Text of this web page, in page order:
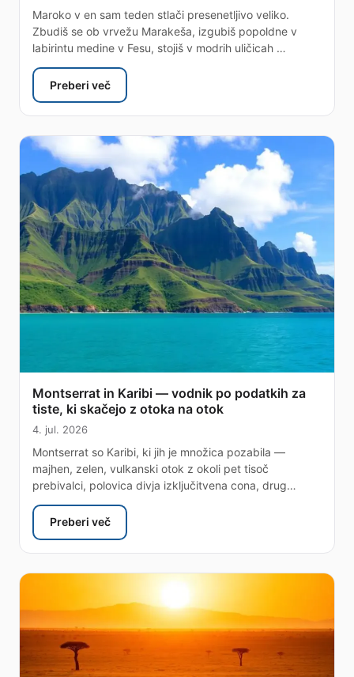
Maroko v en sam teden stlači presenetljivo veliko.
Zbudiš se ob vrvežu Marakeša, izgubiš popoldne v
labirintu medine v Fesu, stojiš v modrih uličicah …
Preberi več
: Maroko eSIM — vodnik po podatkih za 7 dni, od
Montserrat in Karibi — vodnik po podatkih za
tiste, ki skačejo z otoka na otok
4. jul. 2026
Montserrat so Karibi, ki jih je množica pozabila —
majhen, zelen, vulkanski otok z okoli pet tisoč
prebivalci, polovica divja izključitvena cona, drug…
Preberi več
: Montserrat in Karibi — vodnik po podatkih za